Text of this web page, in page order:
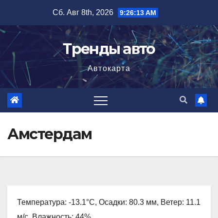
содержимому
Сб. Авг 8th, 2026 9:26:14 AM
Тренды авто
Автокарта
Амстердам
Температура: -13.1°C, Осадки: 80.3 мм, Ветер: 11.1